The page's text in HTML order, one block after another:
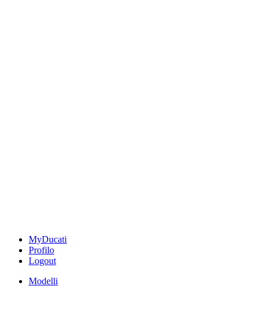
MyDucati
Profilo
Logout
Modelli